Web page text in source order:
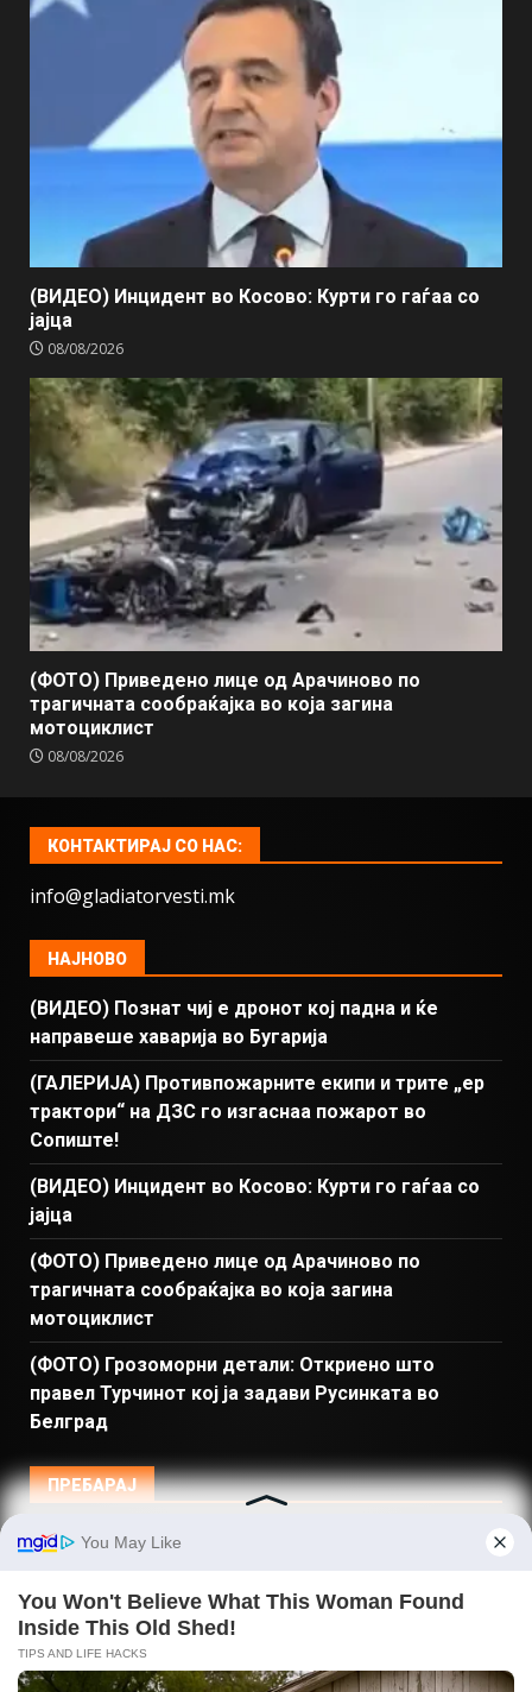
(ВИДЕО) Инцидент во Косово: Курти го гаѓаа со
јајца
08/08/2026
(ФОТО) Приведено лице од Арачиново по
трагичната сообраќајка во која загина
мотоциклист
08/08/2026
КОНТАКТИРАЈ СО НАС:
info@gladiatorvesti.mk
НАЈНОВО
(ВИДЕО) Познат чиј е дронот кој падна и ќе
направеше хаварија во Бугарија
(ГАЛЕРИЈА) Противпожарните екипи и трите „ер
трактори“ на ДЗС го изгаснаа пожарот во
Сопиште!
(ВИДЕО) Инцидент во Косово: Курти го гаѓаа со
јајца
(ФОТО) Приведено лице од Арачиново по
трагичната сообраќајка во која загина
мотоциклист
(ФОТО) Грозоморни детали: Откриено што
правел Турчинот кој ја задави Русинката во
Белград
ПРЕБАРАЈ
Македонија Балкан и Свет